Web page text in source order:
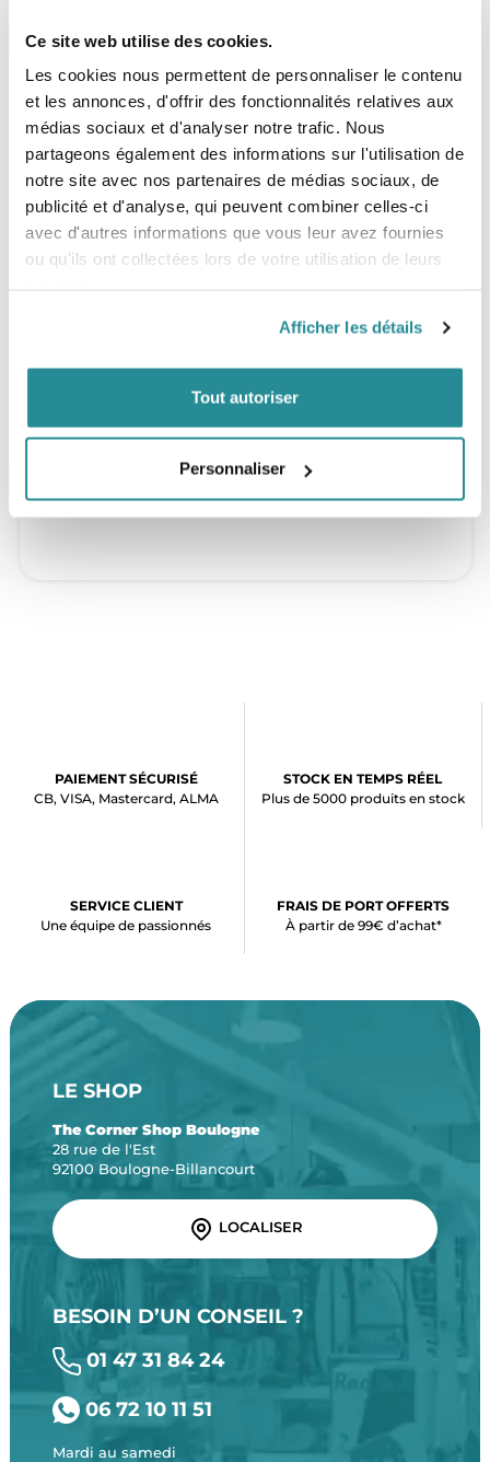
Ce site web utilise des cookies.
Les cookies nous permettent de personnaliser le contenu
et les annonces, d'offrir des fonctionnalités relatives aux
médias sociaux et d'analyser notre trafic. Nous
partageons également des informations sur l'utilisation de
notre site avec nos partenaires de médias sociaux, de
publicité et d'analyse, qui peuvent combiner celles-ci
avec d'autres informations que vous leur avez fournies
ou qu'ils ont collectées lors de votre utilisation de leurs
Afficher les détails
Tout autoriser
Personnaliser
Si vous cherchez une aile freeride/ vague perf du débutant
à expert (amateurs et passionés que nous sommes) la Ride
est juste l'une des meilleures pour des gabarits compris
entre un enfant de 35KG et un adulte homme ou femme ;-)
de 45 à 85kgs
Vidéo :
PAIEMENT SÉCURISÉ
CB, VISA, Mastercard, ALMA
STOCK EN TEMPS RÉEL
Plus de 5000 produits en stock
SERVICE CLIENT
Une équipe de passionnés
FRAIS DE PORT OFFERTS
À partir de 99€ d’achat*
LE SHOP
The Corner Shop Boulogne
28 rue de l'Est
92100 Boulogne-Billancourt
LOCALISER
BESOIN D’UN CONSEIL ?
01 47 31 84 24
06 72 10 11 51
Mardi au samedi